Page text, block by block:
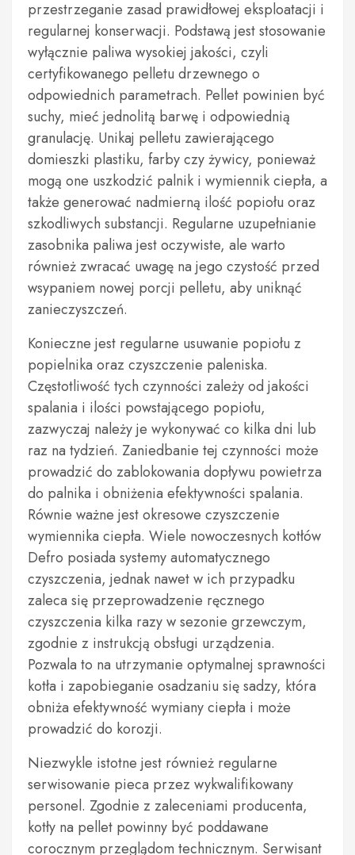
przestrzeganie zasad prawidłowej eksploatacji i
regularnej konserwacji. Podstawą jest stosowanie
wyłącznie paliwa wysokiej jakości, czyli
certyfikowanego pelletu drzewnego o
odpowiednich parametrach. Pellet powinien być
suchy, mieć jednolitą barwę i odpowiednią
granulację. Unikaj pelletu zawierającego
domieszki plastiku, farby czy żywicy, ponieważ
mogą one uszkodzić palnik i wymiennik ciepła, a
także generować nadmierną ilość popiołu oraz
szkodliwych substancji. Regularne uzupełnianie
zasobnika paliwa jest oczywiste, ale warto
również zwracać uwagę na jego czystość przed
wsypaniem nowej porcji pelletu, aby uniknąć
zanieczyszczeń.
Konieczne jest regularne usuwanie popiołu z
popielnika oraz czyszczenie paleniska.
Częstotliwość tych czynności zależy od jakości
spalania i ilości powstającego popiołu,
zazwyczaj należy je wykonywać co kilka dni lub
raz na tydzień. Zaniedbanie tej czynności może
prowadzić do zablokowania dopływu powietrza
do palnika i obniżenia efektywności spalania.
Równie ważne jest okresowe czyszczenie
wymiennika ciepła. Wiele nowoczesnych kotłów
Defro posiada systemy automatycznego
czyszczenia, jednak nawet w ich przypadku
zaleca się przeprowadzenie ręcznego
czyszczenia kilka razy w sezonie grzewczym,
zgodnie z instrukcją obsługi urządzenia.
Pozwala to na utrzymanie optymalnej sprawności
kotła i zapobieganie osadzaniu się sadzy, która
obniża efektywność wymiany ciepła i może
prowadzić do korozji.
Niezwykle istotne jest również regularne
serwisowanie pieca przez wykwalifikowany
personel. Zgodnie z zaleceniami producenta,
kotły na pellet powinny być poddawane
corocznym przeglądom technicznym. Serwisant